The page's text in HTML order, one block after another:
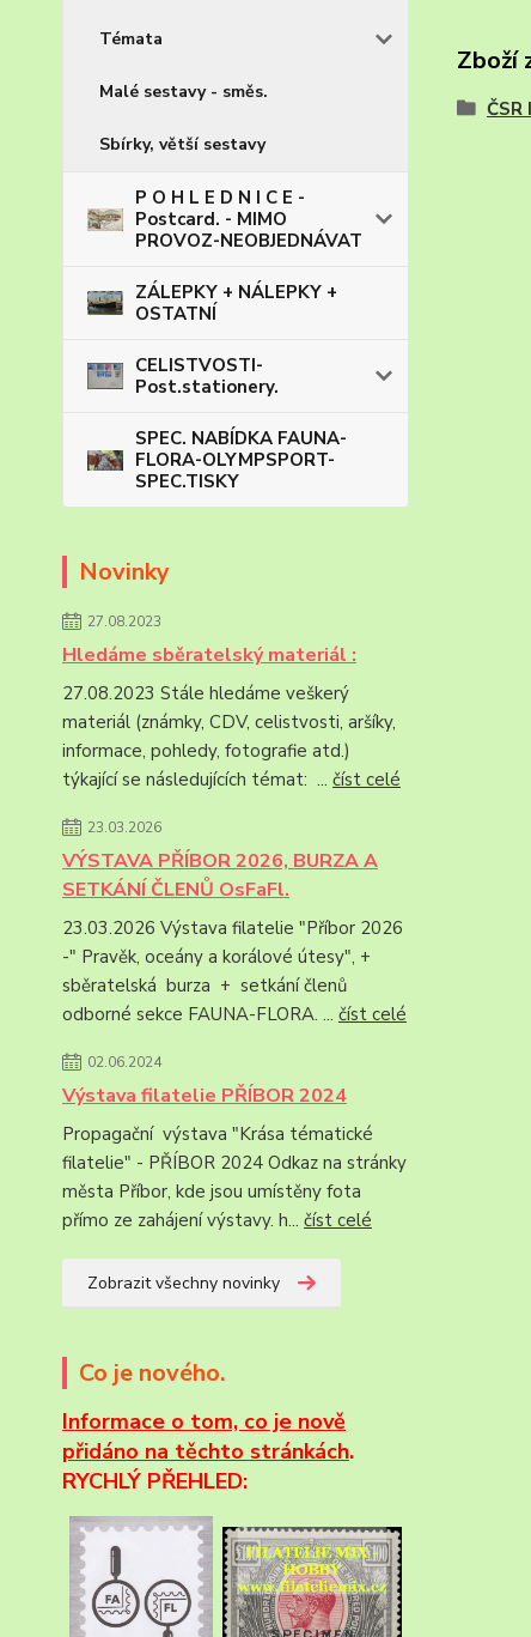
Témata
Malé sestavy - směs.
Sbírky, větší sestavy
P O H L E D N I C E -
Postcard. - MIMO
PROVOZ-NEOBJEDNÁVAT
ZÁLEPKY + NÁLEPKY +
OSTATNÍ
CELISTVOSTI-
Post.stationery.
SPEC. NABÍDKA FAUNA-
FLORA-OLYMPSPORT-
SPEC.TISKY
Novinky
27.08.2023
Hledáme sběratelský materiál :
27.08.2023 Stále hledáme veškerý
materiál (známky, CDV, celistvosti, aršíky,
informace, pohledy, fotografie atd.)
týkající se následujících témat: ... číst celé
23.03.2026
VÝSTAVA PŘÍBOR 2026, BURZA A
SETKÁNÍ ČLENŮ OsFaFl.
23.03.2026 Výstava filatelie "Příbor 2026
-" Pravěk, oceány a korálové útesy", +
sběratelská burza + setkání členů
odborné sekce FAUNA-FLORA. ... číst celé
02.06.2024
Výstava filatelie PŘÍBOR 2024
Propagační výstava "Krása tématické
filatelie" - PŘÍBOR 2024 Odkaz na stránky
města Příbor, kde jsou umístěny fota
přímo ze zahájení výstavy. h... číst celé
Zobrazit všechny novinky
Co je nového.
Informace o tom, co je nově
přidáno na těchto stránkách.
RYCHLÝ PŘEHLED:
Zboží
ČSR